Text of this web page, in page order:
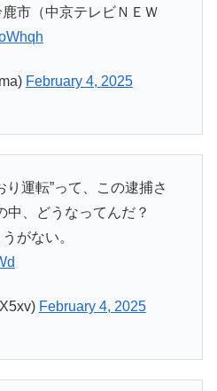
市（中京テレビＮＥＷ
February 4, 2025
り運転”って、この逮捕さ
中、どうなってんだ？
がない。
February 4, 2025